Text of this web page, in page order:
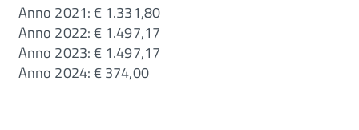
Anno 2021: € 1.331,80
Anno 2022: € 1.497,17
Anno 2023: € 1.497,17
Anno 2024: € 374,00